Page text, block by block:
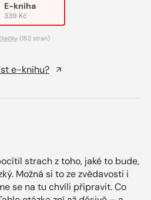
E-kniha
339 Kč
(152 stran)
e-knihu?
strach z toho, jaké to bude,
Možná si to ze zvědavosti i
se na tu chvíli připravit. Co